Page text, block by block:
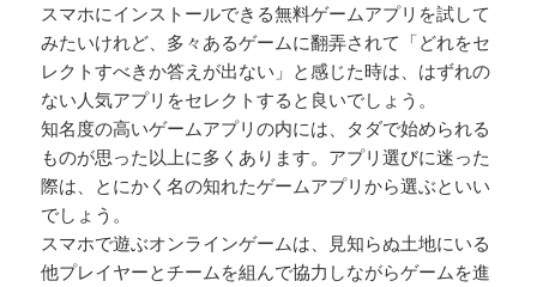
スマホにインストールできる無料ゲームアプリを試して
みたいけれど、多々あるゲームに翻弄されて「どれをセ
レクトすべきか答えが出ない」と感じた時は、はずれの
ない人気アプリをセレクトすると良いでしょう。
知名度の高いゲームアプリの内には、タダで始められる
ものが思った以上に多くあります。アプリ選びに迷った
際は、とにかく名の知れたゲームアプリから選ぶといい
でしょう。
スマホで遊ぶオンラインゲームは、見知らぬ土地にいる
他プレイヤーとチームを組んで協力しながらゲームを進